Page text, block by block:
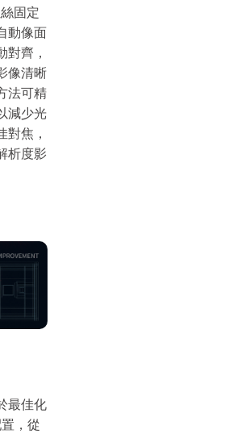
固定
動像面
對齊，
像清晰
法可精
減少光
對焦，
析度影
最佳化
，從